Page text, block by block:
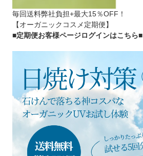
毎回送料弊社負担+最大15％OFF！
【オーガニックコスメ定期便】
■定期便お客様ページログインはこちら■